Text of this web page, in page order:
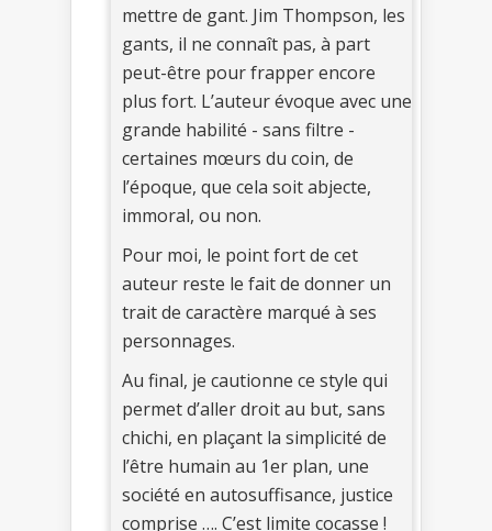
mettre de gant. Jim Thompson, les
gants, il ne connaît pas, à part
peut-être pour frapper encore
plus fort. L’auteur évoque avec une
grande habilité - sans filtre -
certaines mœurs du coin, de
l’époque, que cela soit abjecte,
immoral, ou non.
Pour moi, le point fort de cet
auteur reste le fait de donner un
trait de caractère marqué à ses
personnages.
Au final, je cautionne ce style qui
permet d’aller droit au but, sans
chichi, en plaçant la simplicité de
l’être humain au 1er plan, une
société en autosuffisance, justice
comprise …. C’est limite cocasse !